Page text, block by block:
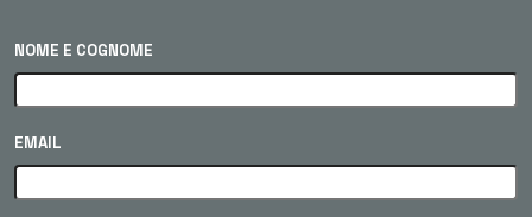
NOME E COGNOME
EMAIL